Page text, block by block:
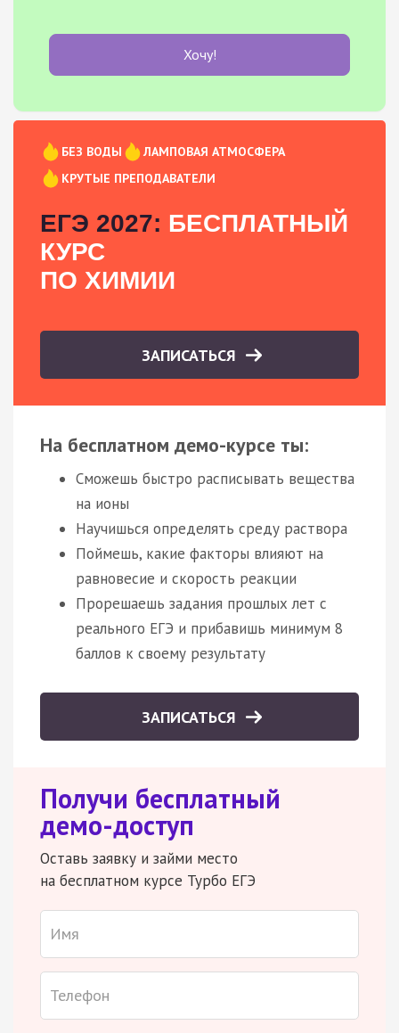
Хочу!
БЕЗ ВОДЫ
ЛАМПОВАЯ АТМОСФЕРА
КРУТЫЕ ПРЕПОДАВАТЕЛИ
ЕГЭ 2027: БЕСПЛАТНЫЙ
КУРС
ПО ХИМИИ
ЗАПИСАТЬСЯ
На бесплатном демо-курсе ты:
Сможешь быстро расписывать вещества
на ионы
Научишься определять среду раствора
Поймешь, какие факторы влияют на
равновесие и скорость реакции
Прорешаешь задания прошлых лет с
реального ЕГЭ и прибавишь минимум 8
баллов к своему результату
ЗАПИСАТЬСЯ
Получи бесплатный
демо-доступ
Оставь заявку и займи место
на бесплатном курсе Турбо ЕГЭ